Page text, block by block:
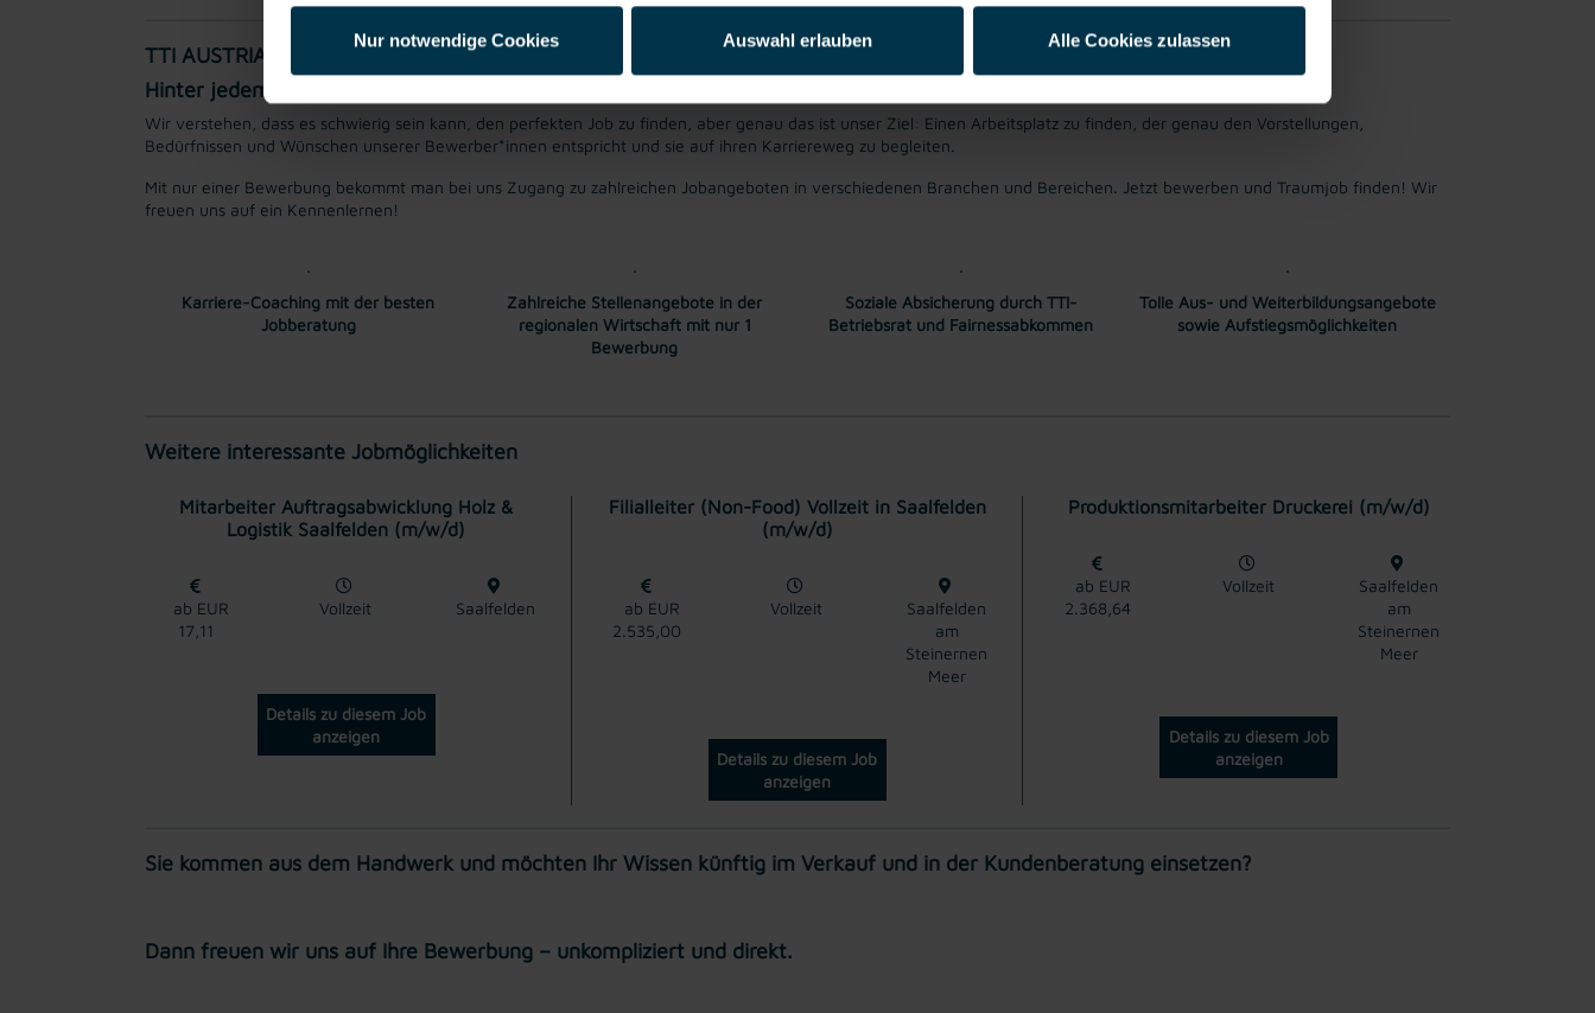
Nur notwendige Cookies Auswahl erlauben Alle Cookies zulassen
TTI AUSTRIA
Hinter jedem Erfolg steckt ein Talent.
Wir verstehen, dass es schwierig sein kann, den perfekten Job zu finden, aber genau das ist unser Ziel: Einen Arbeitsplatz zu finden, der genau den Vorstellungen,
Bedürfnissen und Wünschen unserer Bewerber*innen entspricht und sie auf ihren Karriereweg zu begleiten.
Mit nur einer Bewerbung bekommt man bei uns Zugang zu zahlreichen Jobangeboten in verschiedenen Branchen und Bereichen. Jetzt bewerben und Traumjob finden! Wir
freuen uns auf ein Kennenlernen!
Karriere-Coaching mit der besten
Jobberatung
Zahlreiche Stellenangebote in der
regionalen Wirtschaft mit nur 1
Bewerbung
Soziale Absicherung durch TTI-
Betriebsrat und Fairnessabkommen
Tolle Aus- und Weiterbildungsangebote
sowie Aufstiegsmöglichkeiten
Weitere interessante Jobmöglichkeiten
Mitarbeiter Auftragsabwicklung Holz &
Logistik Saalfelden (m/w/d)
ab EUR
17,11
Vollzeit Saalfelden
Details zu diesem Job
anzeigen
Filialleiter (Non-Food) Vollzeit in Saalfelden
(m/w/d)
ab EUR
2.535,00
Vollzeit
Saalfelden
am
Steinernen
Meer
Details zu diesem Job
anzeigen
Produktionsmitarbeiter Druckerei (m/w/d)
ab EUR
2.368,64
Vollzeit
Saalfelden
am
Steinernen
Meer
Details zu diesem Job
anzeigen
Sie kommen aus dem Handwerk und möchten Ihr Wissen künftig im Verkauf und in der Kundenberatung einsetzen?
Dann freuen wir uns auf Ihre Bewerbung – unkompliziert und direkt.